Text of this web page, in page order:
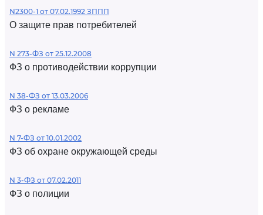
N2300-1 от 07.02.1992 ЗППП
О защите прав потребителей
N 273-ФЗ от 25.12.2008
ФЗ о противодействии коррупции
N 38-ФЗ от 13.03.2006
ФЗ о рекламе
N 7-ФЗ от 10.01.2002
ФЗ об охране окружающей среды
N 3-ФЗ от 07.02.2011
ФЗ о полиции